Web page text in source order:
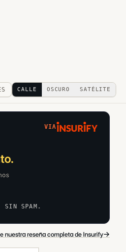
CALLE OSCURO SATÉLITE
VIA
SIN SPAM.
nuestra reseña completa de Insurify→